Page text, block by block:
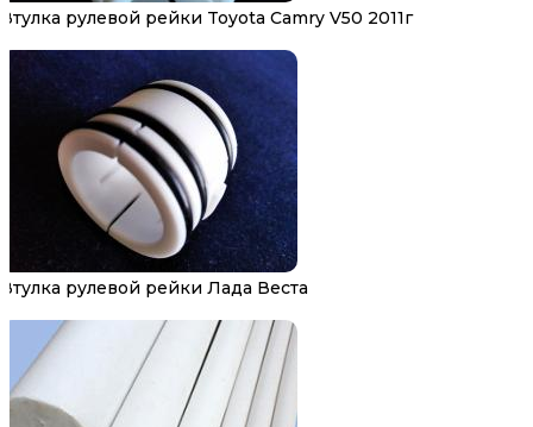
Втулка рулевой рейки Toyota Camry V50 2011г
Втулка рулевой рейки Лада Веста